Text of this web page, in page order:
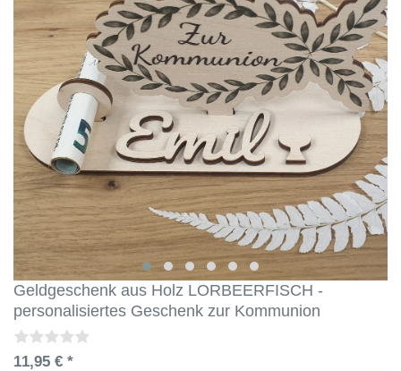
Geldgeschenk aus Holz LORBEERFISCH -
personalisiertes Geschenk zur Kommunion
11,95 € *